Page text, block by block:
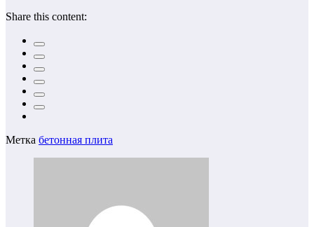
Share this content:
Метка бетонная плита